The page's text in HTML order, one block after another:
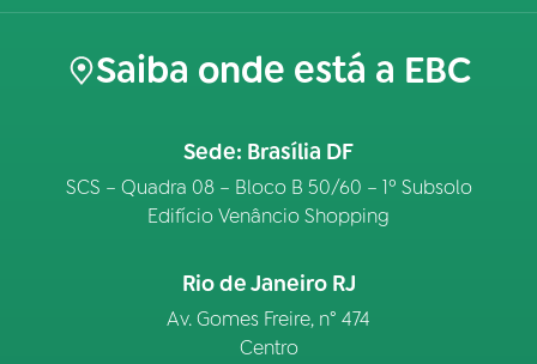
Saiba onde está a EBC
Sede: Brasília DF
SCS – Quadra 08 – Bloco B 50/60 – 1º Subsolo
Edifício Venâncio Shopping
Rio de Janeiro RJ
Av. Gomes Freire, n° 474
Centro